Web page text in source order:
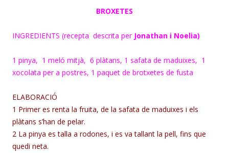
BROXETES
INGREDIENTS (recepta descrita per Jonathan i Noelia)
1 pinya, 1 meló mitjà, 6 plàtans, 1 safata de maduixes, 1
xocolata per a postres, 1 paquet de brotxetes de fusta
ELABORACIÓ
1 Primer es renta la fruita, de la safata de maduixes i els
plàtans s’han de pelar.
2 La pinya es talla a rodones, i es va tallant la pell, fins que
quedi neta.